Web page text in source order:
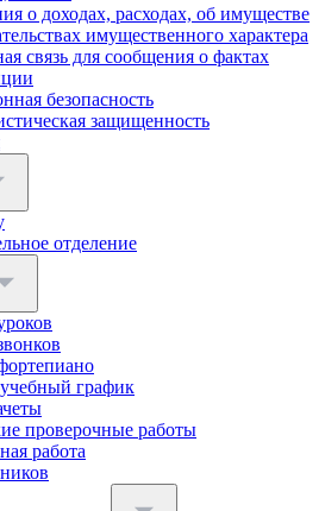
о доходах, расходах, об имуществе
имущественного характера
связь для сообщения о фактах
безопасность
защищенность
отделение
график
проверочные работы
работа